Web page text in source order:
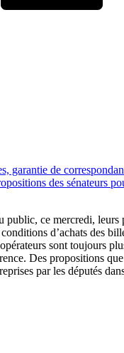
garantie de
des sénateurs
public, ce mercredi,
d’achats des
sont toujours
Des propositions
par les députés